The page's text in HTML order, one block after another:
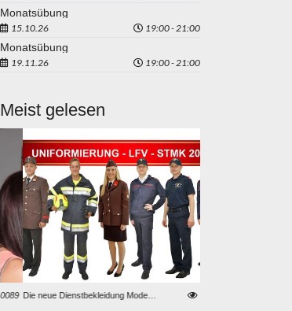
Monatsübung
15.10.26 19:00 - 21:00
Monatsübung
19.11.26 19:00 - 21:00
Meist gelesen
Die neue Dienstbekleidung Modell „LFV Steiermark - Uniformierung 2021“ 8584